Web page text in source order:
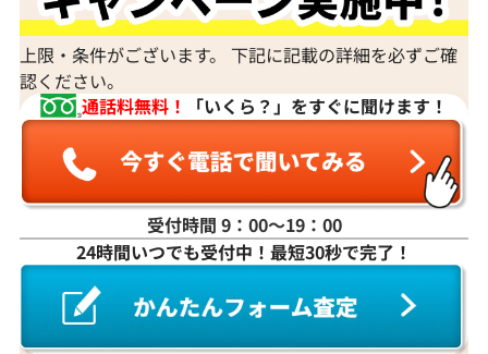
上限・条件がございます。 下記に記載の詳細を必ずご確
認ください。
通話料無料！
「いくら？」をすぐに聞けます！
受付時間 9：00〜19：00
24時間いつでも受付中！最短30秒で完了！